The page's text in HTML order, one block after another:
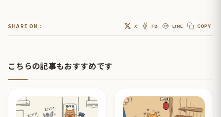
SHARE ON : X FB LINE COPY
こちらの記事もおすすめです